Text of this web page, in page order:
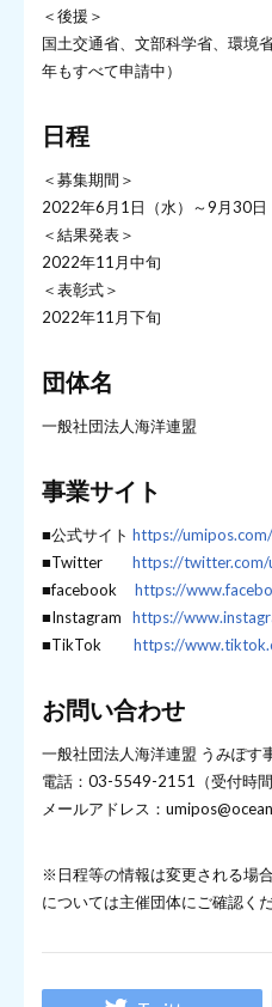
＜後援＞
国土交通省、文部科学省、環境
年もすべて申請中）
日程
＜募集期間＞
2022年6月1日（水）～9月30日
＜結果発表＞
2022年11月中旬
＜表彰式＞
2022年11月下旬
団体名
一般社団法人海洋連盟
事業サイト
■公式サイト https://umipos.com/
■Twitter https://twitter.com/
■facebook https://
■Instagram https://
■TikTok https://
お問い合わせ
一般社団法人海洋連盟 うみぽす
電話：03-5549-2151（受付時
メールアドレス：
※日程等の情報は変更される場
については主催団体にご確認くだ